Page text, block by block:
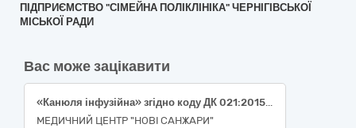
ПІДПРИЄМСТВО "СІМЕЙНА ПОЛІКЛІНІКА" ЧЕРНІГІВСЬКОЇ
МІСЬКОЇ РАДИ
Вас може зацікавити
«Канюля інфузійна» згідно коду ДК 021:2015: 33140000-3 Медичні матеріали (36257 – Катетер венозний центральний, що вводиться переферично)
МЕДИЧНИЙ ЦЕНТР "НОВІ САНЖАРИ"